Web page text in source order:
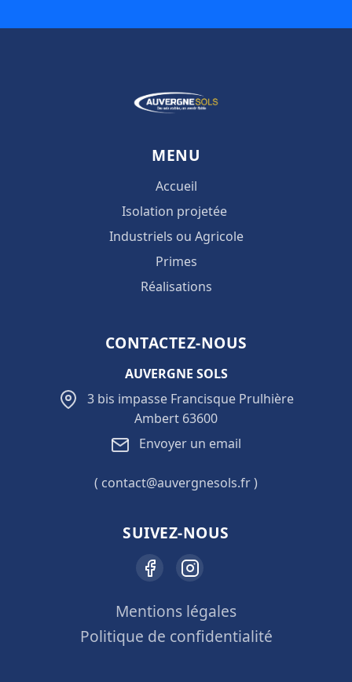
MENU
Accueil
Isolation projetée
Industriels ou Agricole
Primes
Réalisations
CONTACTEZ-NOUS
AUVERGNE SOLS
3 bis impasse Francisque Prulhière
Ambert 63600
Envoyer un email
( contact@auvergnesols.fr )
SUIVEZ-NOUS
Mentions légales
Politique de confidentialité